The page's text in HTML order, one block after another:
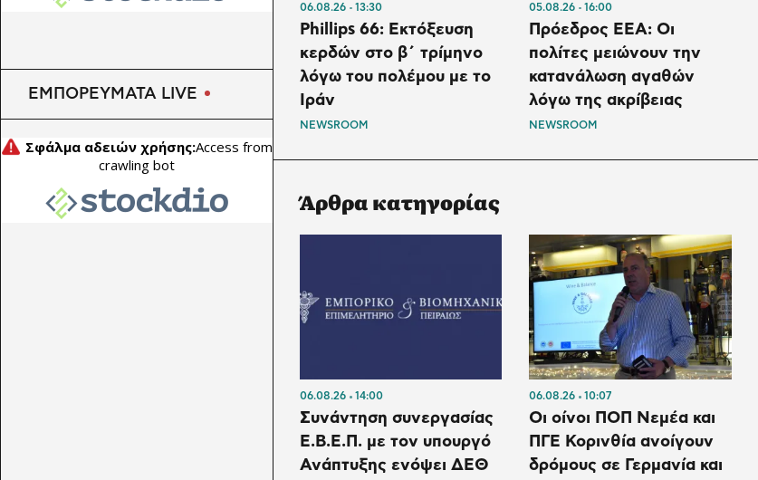
06.08.26 13:30
Phillips 66: Εκτόξευση
κερδών στο β΄ τρίμηνο
λόγω του πολέμου με το
Ιράν
NEWSROOM
05.08.26 16:00
Πρόεδρος ΕΕΑ: Οι
πολίτες μειώνουν την
κατανάλωση αγαθών
λόγω της ακρίβειας
NEWSROOM
Άρθρα κατηγορίας
06.08.26 14:00
Συνάντηση συνεργασίας
Ε.Β.Ε.Π. με τον υπουργό
Ανάπτυξης ενόψει ΔΕΘ
06.08.26 10:07
Οι οίνοι ΠΟΠ Νεμέα και
ΠΓΕ Κορινθία ανοίγουν
δρόμους σε Γερμανία και
ΕΜΠΟΡΕΥΜΑΤΑ LIVE